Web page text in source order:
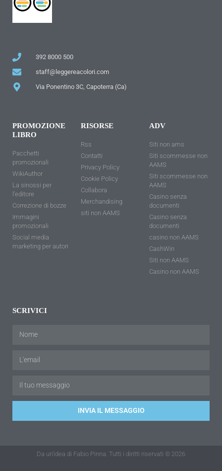
392 8000 500
staff@leggereacolori.com
Via Ponentino 3C, Capoterra (Ca)
PROMOZIONE
LIBRO
Pacchetti
promozionali
WikiAuthor
La sinossi per
l'editore
Correzione di bozze
Immagini
promozionali
Social media
marketing per autori
RISORSE
Rss
Contatti
Privacy Policy
Cookie Policy
Collabora
Merchandising
siti non AAMS
ADV
Siti non ams
Siti scommesse non
AAMS
Siti scommesse non
AAMS
Casino senza
documenti
Casino senza
documenti
casino non AAMS
CashWin
Siti non AAMS
Casino non AAMS
SCRIVICI
INVIA IL MESSAGGIO
Da un'idea di Fabio Pinna. Tutti i diritti riservati © 2026